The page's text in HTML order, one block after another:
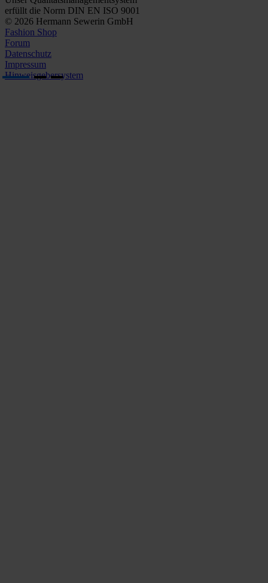
erfüllt die Norm DIN EN ISO 9001
© 2026 Hermann Sewerin GmbH
Fashion Shop
Forum
Datenschutz
Impressum
Hinweisgebersystem